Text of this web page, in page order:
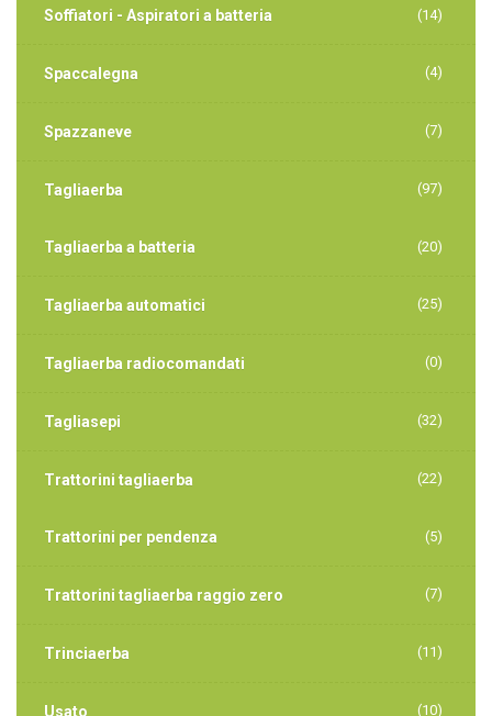
Soffiatori - Aspiratori a batteria (14)
Spaccalegna (4)
Spazzaneve (7)
Tagliaerba (97)
Tagliaerba a batteria (20)
Tagliaerba automatici (25)
Tagliaerba radiocomandati (0)
Tagliasepi (32)
Trattorini tagliaerba (22)
Trattorini per pendenza (5)
Trattorini tagliaerba raggio zero (7)
Trinciaerba (11)
Usato (10)